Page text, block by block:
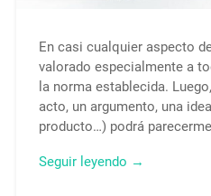
En casi cualquier aspecto
valorado especialmente a
la norma establecida.
acto, un argumento, una
producto…) podrá
Seguir leyendo →